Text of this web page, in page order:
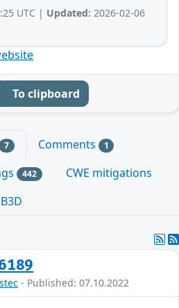
UTC | Updated: 2026-02-06
To clipboard
7 Comments 1
442
CWE mitigations
- Published: 07.10.2022